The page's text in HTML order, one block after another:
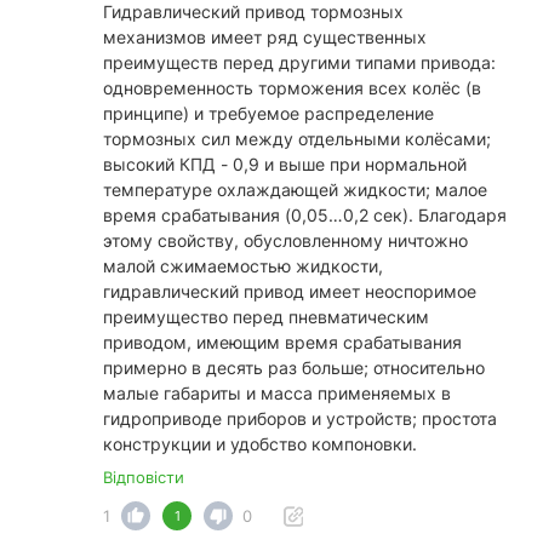
Гидравлический привод тормозных
механизмов имеет ряд существенных
преимуществ перед другими типами привода:
одновременность торможения всех колёс (в
принципе) и требуемое распределение
тормозных сил между отдельными колёсами;
высокий КПД - 0,9 и выше при нормальной
температуре охлаждающей жидкости; малое
время срабатывания (0,05…0,2 сек). Благодаря
этому свойству, обусловленному ничтожно
малой сжимаемостью жидкости,
гидравлический привод имеет неоспоримое
преимущество перед пневматическим
приводом, имеющим время срабатывания
примерно в десять раз больше; относительно
малые габариты и масса применяемых в
гидроприводе приборов и устройств; простота
конструкции и удобство компоновки.
Відповісти
1
1 0